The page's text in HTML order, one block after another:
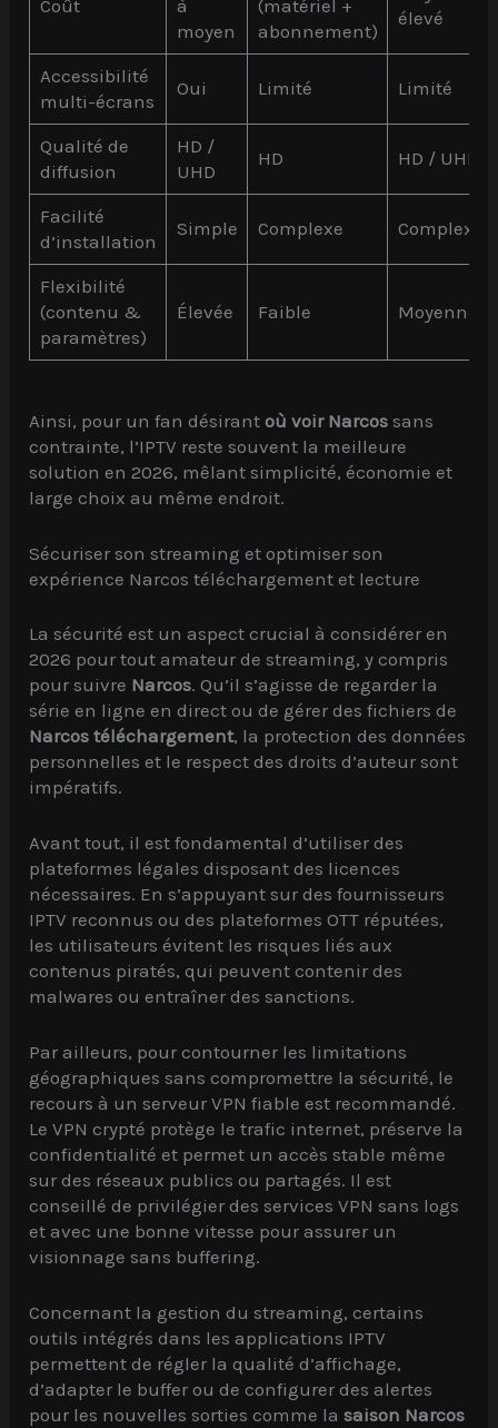
Coût
à
moyen
(matériel +
abonnement)
élevé
Accessibilité
multi-écrans
Oui Limité Limité
Qualité de
diffusion
HD /
UHD
HD HD / UHD
Facilité
d’installation
Simple Complexe Complexe
Flexibilité
(contenu &
paramètres)
Élevée Faible Moyenne
Ainsi, pour un fan désirantoù voir Narcos sans
contrainte, l’IPTV reste souvent la meilleure
solution en 2026, mêlant simplicité, économie et
large choix au même endroit.
Sécuriser son streaming et optimiser son
expérience Narcos téléchargement et lecture
La sécurité est un aspect crucial à considérer en
2026 pour tout amateur de streaming, y compris
pour suivre Narcos. Qu’il s’agisse de regarder la
série en ligne en direct ou de gérer des fichiers de
Narcos téléchargement, la protection des données
personnelles et le respect des droits d’auteur sont
impératifs.
Avant tout, il est fondamental d’utiliser des
plateformes légales disposant des licences
nécessaires. En s’appuyant sur des fournisseurs
IPTV reconnus ou des plateformes OTT réputées,
les utilisateurs évitent les risques liés aux
contenus piratés, qui peuvent contenir des
malwares ou entraîner des sanctions.
Par ailleurs, pour contourner les limitations
géographiques sans compromettre la sécurité, le
recours à un serveur VPN fiable est recommandé.
Le VPN crypté protège le trafic internet, préserve la
confidentialité et permet un accès stable même
sur des réseaux publics ou partagés. Il est
conseillé de privilégier des services VPN sans logs
et avec une bonne vitesse pour assurer un
visionnage sans buffering.
Concernant la gestion du streaming, certains
outils intégrés dans les applications IPTV
permettent de régler la qualité d’affichage,
d’adapter le buffer ou de configurer des alertes
pour les nouvelles sorties comme la saison Narcos